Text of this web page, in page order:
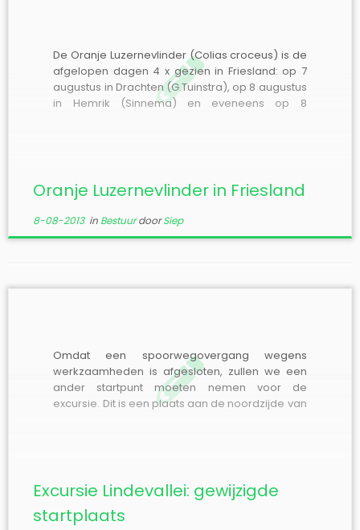
De Oranje Luzernevlinder (Colias croceus) is de
afgelopen dagen 4 x gezien in Friesland: op 7
augustus in Drachten (G.Tuinstra), op 8 augustus
in Hemrik (Sinnema) en eveneens op 8
Oranje Luzernevlinder in Friesland
8-08-2013in BestuurdoorSiep
Omdat een spoorwegovergang wegens
werkzaamheden is afgesloten, zullen we een
ander startpunt moeten nemen voor de
excursie. Dit is een plaats aan de noordzijde van
Excursie Lindevallei: gewijzigde
startplaats